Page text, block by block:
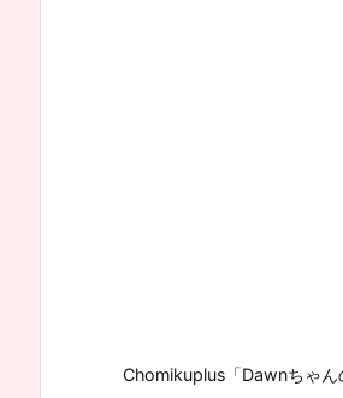
Chomikuplus「Dawnちゃん